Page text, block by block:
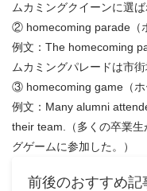
ムカミングクイーンに選ば
② homecoming parade（
例文：The homecoming
ムカミングパレードは市街
③ homecoming game（ホ
例文：Many alumni
their team.（多くの卒業
グゲームに参加した。）
前後のおすすめ記